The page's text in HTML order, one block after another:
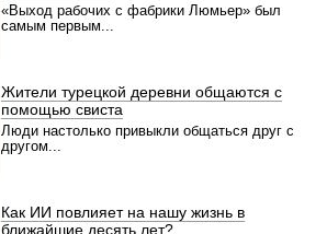
«Выход рабочих с фабрики Люмьер» был
самым первым...
Жители турецкой деревни общаются с
помощью свиста
Люди настолько привыкли общаться друг с
другом...
Как ИИ повлияет на нашу жизнь в
ближайшие десять лет?